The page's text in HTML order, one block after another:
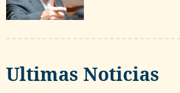
Ultimas Noticias